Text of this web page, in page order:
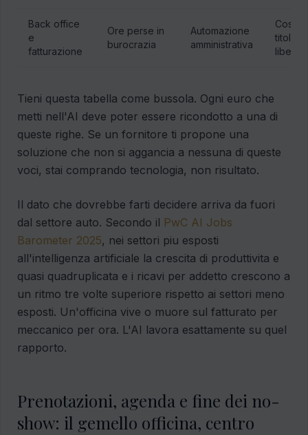
Back office
e
fatturazione
Ore perse in
burocrazia
Automazione
amministrativa
Costo
titolare
Tieni questa tabella come bussola. Ogni euro che
metti nell'AI deve poter essere ricondotto a una di
queste righe. Se un fornitore ti propone una
soluzione che non si aggancia a nessuna di queste
voci, stai comprando tecnologia, non risultato.
Il dato che dovrebbe farti decidere arriva da fuori
dal settore auto. Secondo il PwC AI Jobs
Barometer 2025, nei settori piu esposti
all'intelligenza artificiale la crescita di produttivita e
quasi quadruplicata e i ricavi per addetto crescono a
un ritmo tre volte superiore rispetto ai settori meno
esposti. Un'officina vive o muore sul fatturato per
meccanico per ora. L'AI lavora esattamente su quel
rapporto.
Prenotazioni, agenda e fine dei no-
show: il gemello officina, centro